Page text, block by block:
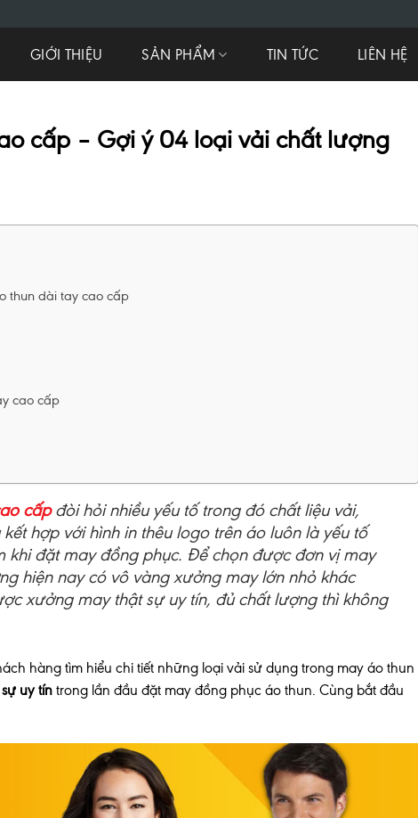
GIỚI THIỆU SẢN PHẨM TIN TỨC LIÊN HỆ
cấp – Gợi ý 04 loại vải chất lượng
thun dài tay cao cấp
cao cấp
cấpđòi hỏi nhiều yếu tố trong đó chất liệu vải,
hợp với hình in thêu logo trên áo luôn là yếu tố
khi đặt may đồng phục. Để chọn được đơn vị may
hiện nay có vô vàng xưởng may lớn nhỏ khác
xưởng may thật sự uy tín, đủ chất lượng thì không
hàng tìm hiểu chi tiết những loại vải sử dụng trong may áo thun
uy tín trong lần đầu đặt may đồng phục áo thun. Cùng bắt đầu